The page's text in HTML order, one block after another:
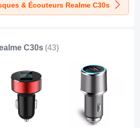
C30s Or
Realme C30s Noir
& Écouteurs Realme C30s
C30s (43)